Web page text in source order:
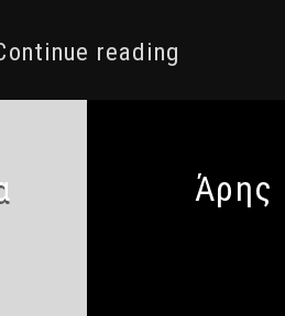
reading
Άρης